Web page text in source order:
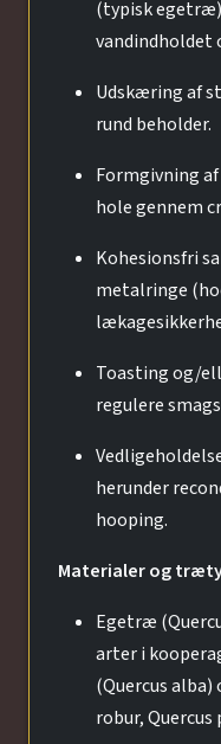
(typisk
Udskæring af
rund beholder.
Formgivning
hole gennem
Kohesionsfri
metalringe
Toasting og/
regulere
herunder
hooping.
Materialer og
Egetræ
arter i
(Quercus
robur, Quercus